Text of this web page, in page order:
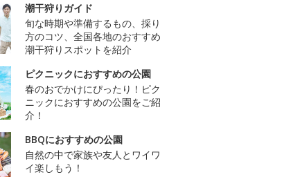
潮干狩りガイド
旬な時期や準備するもの、採り
方のコツ、全国各地のおすすめ
潮干狩りスポットを紹介
ピクニックにおすすめの公園
春のおでかけにぴったり！ピク
ニックにおすすめの公園をご紹
介！
BBQにおすすめの公園
自然の中で家族や友人とワイワ
イ楽しもう！